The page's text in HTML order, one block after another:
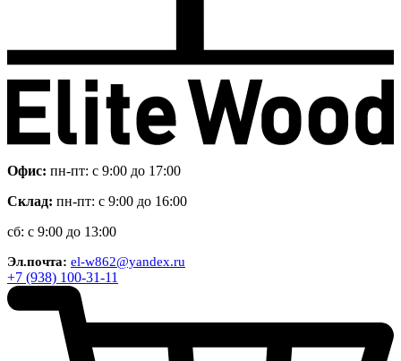
Офис: пн-пт: с 9:00 до 17:00
Склад: пн-пт: с 9:00 до 16:00
сб: с 9:00 до 13:00
Эл.почта: el-w862@yandex.ru
+7 (938) 100-31-11